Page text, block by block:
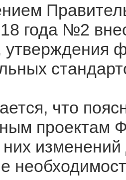
года №2
утверждения
что
проектам